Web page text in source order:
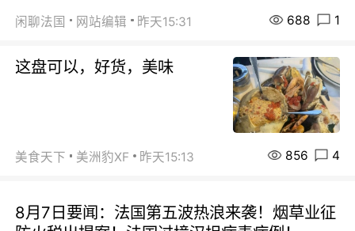
闲聊法国 网站编辑 昨天15:31 688 1
这盘可以，好货，美味
美食天下 美洲豹XF 昨天15:13 856 4
8月7日要闻：法国第五波热浪来袭！烟草业征